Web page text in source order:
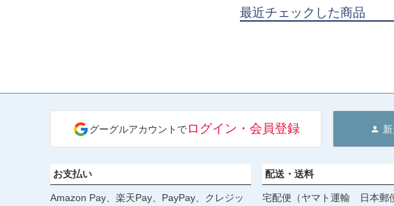
最近チェックした商品
グーグルアカウントでログイン・会員登録
お支払い
Amazon Pay、楽天Pay、PayPay、クレジッ
配送・送料
宅配便（ヤマト運輸 日本郵